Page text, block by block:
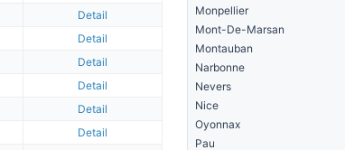
Detail
Detail
Detail
Detail
Detail
Detail
Monpellier
Mont-De-Marsan
Montauban
Narbonne
Nevers
Nice
Oyonnax
Pau